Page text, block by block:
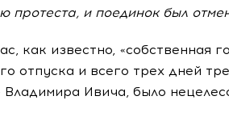
протеста, и поединок был
как известно, «собственная
отпуска и всего трех дней
Владимира Ивича, было